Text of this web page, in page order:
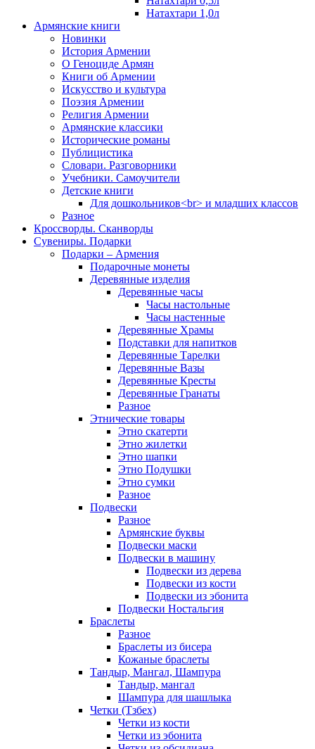
Натахтари 1,0л
Армянские книги
Новинки
История Армении
О Геноциде Армян
Книги об Армении
Иcкусство и культура
Поэзия Армении
Религия Армении
Армянские классики
Исторические романы
Публицистика
Словари. Разговорники
Учебники. Самоучители
Детские книги
Для дошкольников<br> и младших классов
Разное
Кроссворды. Сканворды
Сувениры. Подарки
Подарки – Армения
Подарочные монеты
Деревянные изделия
Деревянные часы
Часы настольные
Часы настенные
Деревянные Храмы
Подставки для напитков
Деревянные Тарелки
Деревянные Вазы
Деревянные Кресты
Деревянные Гранаты
Разное
Этнические товары
Этно скатерти
Этно жилетки
Этно шапки
Этно Подушки
Этно сумки
Разное
Подвески
Разное
Армянские буквы
Подвески маски
Подвески в машину
Подвески из дерева
Подвески из кости
Подвески из эбонита
Подвески Ностальгия
Браслеты
Разное
Браслеты из бисера
Кожаные браслеты
Тандыр, Мангал, Шампура
Тандыр, мангал
Шампура для шашлыка
Четки (Тзбех)
Четки из кости
Четки из эбонита